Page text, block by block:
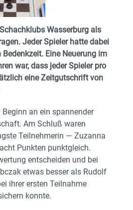
Wasserburg als
Jeder Spieler hatte dabei
Eine Neuerung im
war, dass jeder Spieler pro
eine Zeitgutschrift von
an ein spannender
Am Schluß waren
Teilnehmerin — Zuzanna
Punkten punktgleich.
entscheiden und bei
etwas besser als Rudolf
ihrer ersten Teilnahme
konnte.